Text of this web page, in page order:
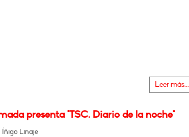
Leer más...
presenta "TSC. Diario de la noche"
Íñigo Linaje